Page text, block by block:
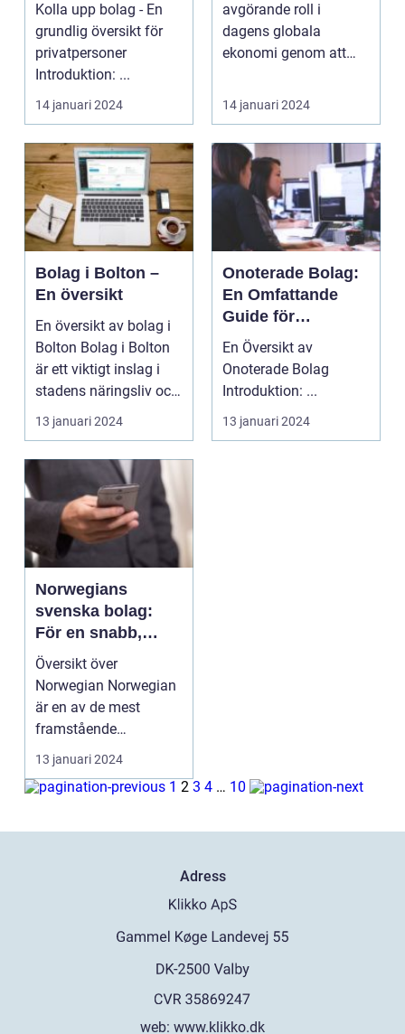
privatpersoner
Kolla upp bolag - En
grundlig översikt för
privatpersoner
Introduktion: ...
14 januari 2024
avgörande roll i
dagens globala
ekonomi genom att
och ...
14 januari 2024
Bolag i Bolton –
En översikt
En översikt av bolag i
Bolton Bolag i Bolton
är ett viktigt inslag i
stadens näringsliv och
bidrar ...
13 januari 2024
Onoterade Bolag:
En Omfattande
Guide för
Privatpersoner
En Översikt av
Onoterade Bolag
Introduktion: ...
13 januari 2024
Norwegians
svenska bolag:
För en snabb,
pålitlig och
behändig resa
Översikt över
Norwegian Norwegian
är en av de mest
framstående
lågprisflygbolagen i
Europa, känt fö...
13 januari 2024
1 2 3 4 … 10
Adress
web: www.klikko.dk